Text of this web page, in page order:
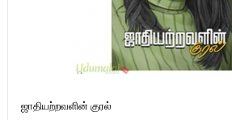
ஜாதியற்றவளின் குரல்